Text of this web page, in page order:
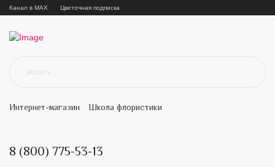
Канал в MAX Цветочная подписка
Интернет-магазин Школа флористики
8 (800) 775-53-13